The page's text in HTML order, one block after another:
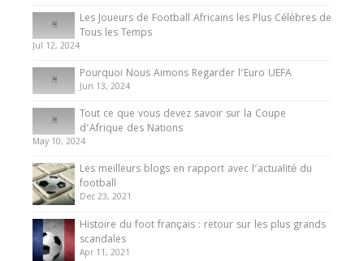
Les Joueurs de Football Africains les Plus Célèbres de
Tous les Temps
Jul 12, 2024
Pourquoi Nous Aimons Regarder l’Euro UEFA
Jun 13, 2024
Tout ce que vous devez savoir sur la Coupe
d’Afrique des Nations
May 10, 2024
Les meilleurs blogs en rapport avec l’actualité du
football
Dec 23, 2021
Histoire du foot français : retour sur les plus grands
scandales
Apr 11, 2021